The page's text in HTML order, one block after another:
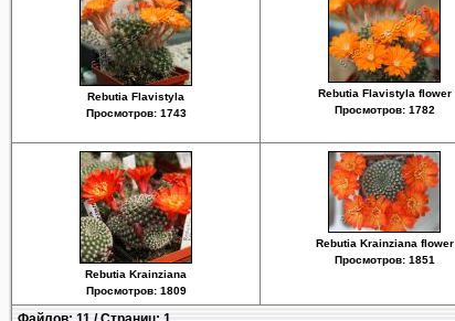
Rebutia Flavistyla
Просмотров: 1743
Rebutia Flavistyla flower
Просмотров: 1782
Rebutia Krainziana
Просмотров: 1809
Rebutia Krainziana flower
Просмотров: 1851